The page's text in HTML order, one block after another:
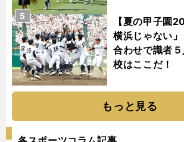
【夏の甲子園
横浜じゃない
合わせで識者
校はここだ！
5
もっと見る